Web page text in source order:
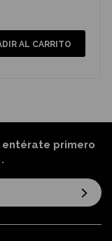
AL CARRITO
primero
.